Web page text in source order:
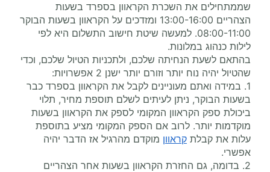
שממתחילים את השכרת הקראוון בספרד בשעות
הצהריים 13:00-16:00 ומזדכים על הקראוון בשעות הבוקר
08:00-11:00. למעשה שיטת חישוב התשלום היא לפי
לילות כנהוג במלונות.
בהתאם לשעת הנחיתה שלכם, ולתכניות הטיול שלכם, וכדי
שהטיול יהיה נוח יותר וזורם יותר ישנן 2 אפשרויות:
1. במידה ואתם מעוניינים לקבל את הקראוון בספרד כבר
בשעות הבוקר, ניתן לעיתים לשלם תוספת מחיר, תלוי
ביכולת ספק הקראוון המקומי לספק את הקראוון בשעות
מוקדמות יותר. לרוב אם הספק המקומי מציע בתוספת
עלות את קבלת קראוון מוקדם מהרגיל אז הדבר יהיה
אפשרי.
2. בדומה, גם החזרת הקראוון בשעות אחר הצהריים